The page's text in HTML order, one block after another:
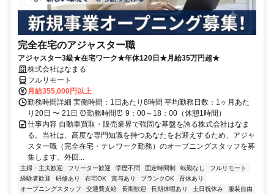
完全在宅のアジャスター職
アジャスター3級★在宅ワーク★年休120日★月給35万円超★
株式会社はなまる
フルリモート
月給355,000円以上
勤務時間詳細 実働時間：1日あたり8時間 平均勤務日数：1ヶ月あた
り20日 〜 21日 ⏰勤務時間⏰ 9：00～18：00（休憩1時間）
仕事内容 自動車買取・販売業界で強固な基盤を誇る株式会社はなま
る。当社は、高度な専門知識を持つあなたをお迎えするため、アジャ
スター職（完全在宅・テレワーク勤務）のオープニングスタッフを募
集します。外回...
主婦・主夫歓迎 フリーター歓迎 学歴不問 固定時間制 転勤なし
フルリモート
経験者歓迎
研修あり 在宅OK 賞与あり ブランクOK
育休あり
オープニングスタッフ
交通費支給 長期歓迎 長期休暇あり 土日祝休み 服装自由